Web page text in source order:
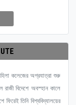
কলেজের অগ্রযাত্রা শুরু
বিদেশে অবস্হান কালে
তিনি বিশ্ববিদ্যালয়ের